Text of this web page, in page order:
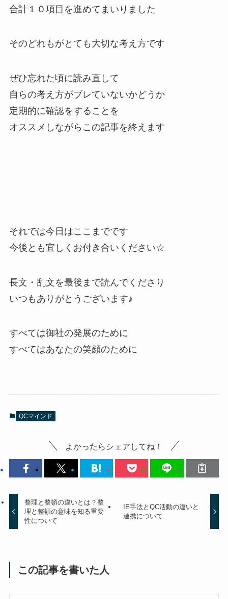
合計１０項目を進めてまいりました
そのどれもがとても大切な考え方です
ぜひ忘れた頃に読み直して
自らの考え方がブレていないかどうか
定期的に確認をすることを
オススメしながらこの記事を終えます
それでは今日はここまでです
今後とも宜しくお付き合いください☆
長文・乱文を最後まで読んでくださり
いつもありがとうございます♪
すべては御社の発展のために
すべてはあなたの笑顔のために
QCマインド
よかったらシェアしてね！
整理と整頓の違いとは？整
理と整頓の意味を知る重要
性について
IE手法とQC活動の違いと
連携について
この記事を書いた人